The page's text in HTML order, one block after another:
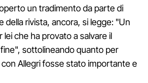
un tradimento da parte di
della rivista, ancora, si legge: "Un
lei che ha provato a salvare il
sottolineando quanto per
Allegri fosse stato importante e